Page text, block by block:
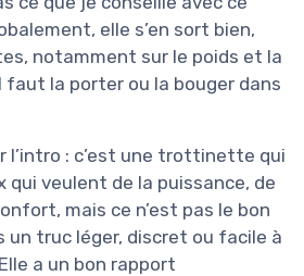
elle s’en sort bien,
notamment sur le poids et la
faut la porter ou la bouger dans
l’intro : c’est une trottinette qui
qui veulent de la puissance, de
mais ce n’est pas le bon
un truc léger, discret ou facile à
a un bon rapport